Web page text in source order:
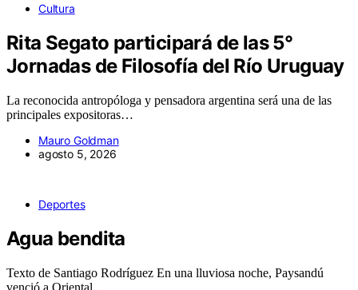
Cultura
Rita Segato participará de las 5°
Jornadas de Filosofía del Río Uruguay
La reconocida antropóloga y pensadora argentina será una de las
principales expositoras…
Mauro Goldman
agosto 5, 2026
Deportes
Agua bendita
Texto de Santiago Rodríguez En una lluviosa noche, Paysandú
venció a Oriental…